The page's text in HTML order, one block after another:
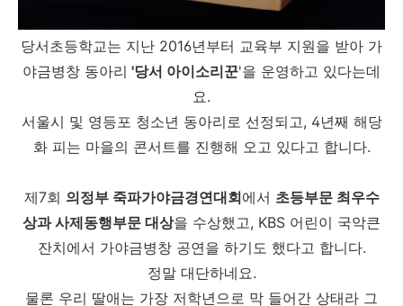
당서초등학교는 지난 2016년부터 교육부 지원을 받아 가
야금병창 동아리 '당서 아이소리꾼'을 운영하고 있다는데
요.
서울시 및 영등포 청소년 동아리로 선정되고, 4년째 해당
화 피는 마을의 콘서트를 진행해 오고 있다고 합니다.
제7회 의정부 죽파가야금경연대회에서 초등부문 최우수
상과 사제동행부문 대상을 수상했고, KBS 어린이 국악큰
잔치에서 가야금병창 공연을 하기도 했다고 합니다.
정말 대단하네요.
물론 우리 딸애는 가장 저학년으로 막 들어간 상태라 그